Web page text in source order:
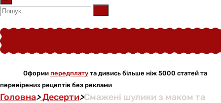
Оформи передплату та дивись більше ніж 5000 статей та
перевірених рецептів без реклами
Головна>Десерти>Смажені шулики з маком та